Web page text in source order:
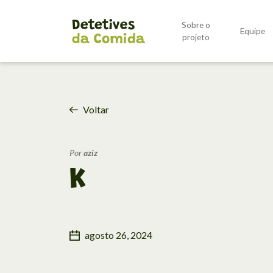
{'id': 178602, 'code': 'WFl7G7Mn
Sobre o
projeto
Equipe
Voltar
Poraziz
K
agosto 26, 2024